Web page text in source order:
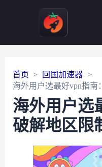
首页
回国加速器
海外用户选最好vpn指南
海外用户选
破解地区限